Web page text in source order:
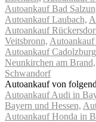
Autoankauf Bad
Autoankauf Laubach,
Autoankauf
Veitsbronn, Autoankauf
Autoankauf
Neunkirchen am Brand,
Schwandorf
Autoankauf von
Autoankauf Audi in
Bayern und Hessen,
Autoankauf Honda in